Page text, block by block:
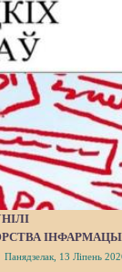
Панядзелак, 13 Ліпень